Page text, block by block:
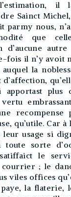
l’estimation,
Sainct
parmy nous,
que
d’aucune
fois il n’y avoit
la
apportast plus
recompense
qu’utile. Car
leur usage si
sorte
le
courrier ; le
viles offices
la flaterie,